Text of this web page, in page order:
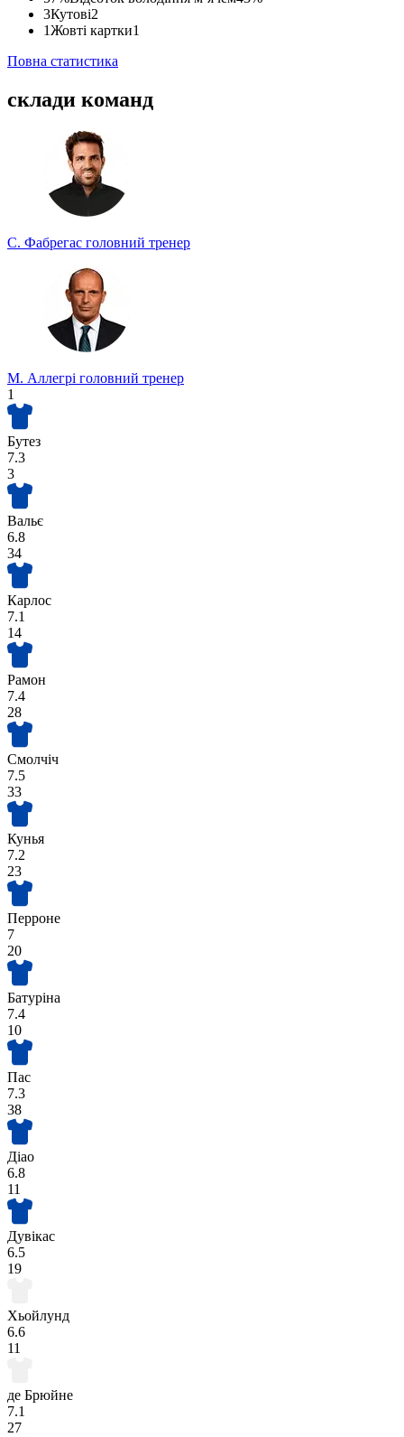
3Кутові2
1Жовті картки1
Повна статистика
склади команд
С. Фабрегас головний тренер
М. Аллегрі головний тренер
1
Бутез
7.3
3
Вальє
6.8
34
Карлос
7.1
14
Рамон
7.4
28
Смолчіч
7.5
33
Кунья
7.2
23
Перроне
7
20
Батуріна
7.4
10
Пас
7.3
38
Діао
6.8
11
Дувікас
6.5
19
Хьойлунд
6.6
11
де Брюйне
7.1
27